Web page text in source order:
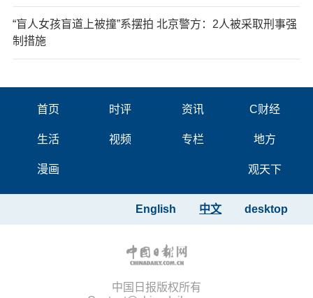
“盲人女孩盲道上被撞”系摆拍 北京警方：2人被采取刑事强
制措施
首页 时评 资讯 C财经
生活 视频 专栏 地方
漫画 观天下
desktop
中文
English
中国日报版权所有